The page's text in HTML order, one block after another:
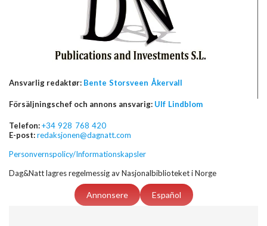
Ansvarlig redaktør: Bente Storsveen Åkervall
Försäljningschef och annons ansvarig: Ulf Lindblom
Telefon:+34 928 768 420
E-post:redaksjonen@dagnatt.com
Personvernspolicy/Informationskapsler
Dag&Natt lagres regelmessig av Nasjonalbiblioteket i Norge
Annonsere Español